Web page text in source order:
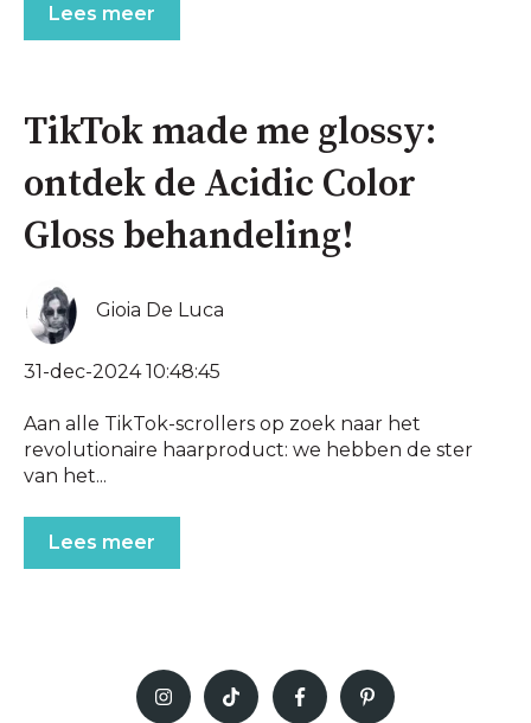
Lees meer
TikTok made me glossy:
ontdek de Acidic Color
Gloss behandeling!
Gioia De Luca
31-dec-2024 10:48:45
Aan alle TikTok-scrollers op zoek naar het
revolutionaire haarproduct: we hebben de ster
van het...
Lees meer